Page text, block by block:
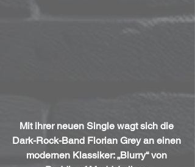
Mit ihrer neuen Single wagt sich die
Dark-Rock-Band Florian Grey an einen
modernen Klassiker: „Blurry“ von